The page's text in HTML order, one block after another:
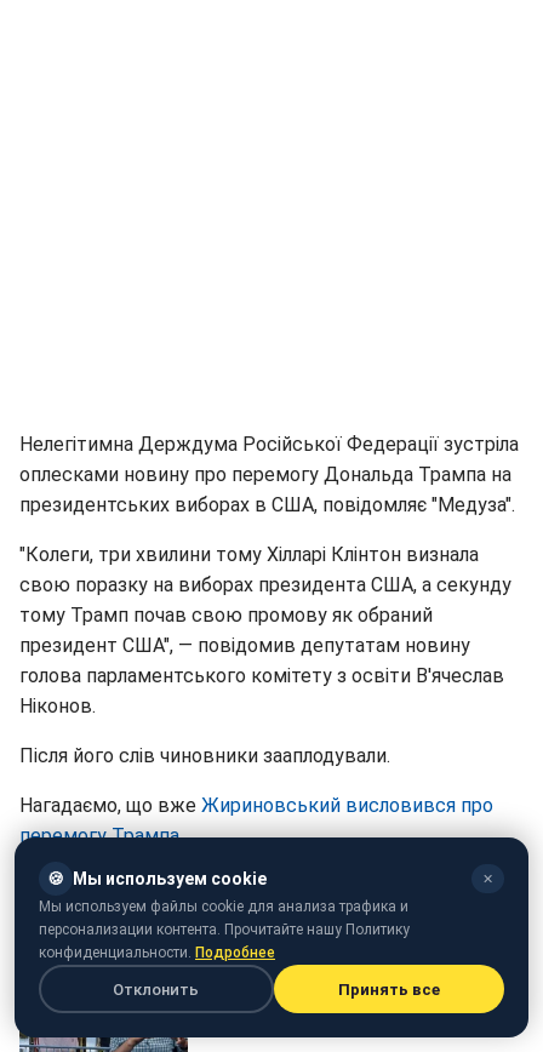
Нелегітимна Держдума Російської Федерації зустріла
оплесками новину про перемогу Дональда Трампа на
президентських виборах в США, повідомляє "Медуза".
"Колеги, три хвилини тому Хілларі Клінтон визнала
свою поразку на виборах президента США, а секунду
тому Трамп почав свою промову як обраний
президент США", — повідомив депутатам новину
голова парламентського комітету з освіти В'ячеслав
Ніконов.
Після його слів чиновники зааплодували.
Нагадаємо, що вже Жириновський висловився про
перемогу Трампа.
🍪 Мы используем cookie ✕
Мы используем файлы cookie для анализа трафика и
персонализации контента. Прочитайте нашу Политику
конфиденциальности. Подробнее
Отклонить Принять все